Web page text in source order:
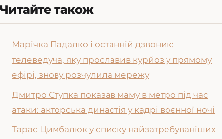
Читайте також
Марічка Падалко і останній дзвоник:
телеведуча, яку прославив курйоз у прямому
ефірі, знову розчулила мережу
Дмитро Ступка показав маму в метро під час
атаки: акторська династія у кадрі воєнної ночі
Тарас Цимбалюк у списку найзатребуваніших